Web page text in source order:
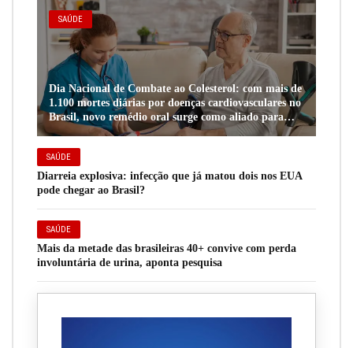
SAÚDE
Dia Nacional de Combate ao Colesterol: com mais de
1.100 mortes diárias por doenças cardiovasculares no
Brasil, novo remédio oral surge como aliado para
pacientes de alto risco
SAÚDE
Diarreia explosiva: infecção que já matou dois nos EUA
pode chegar ao Brasil?
SAÚDE
Mais da metade das brasileiras 40+ convive com perda
involuntária de urina, aponta pesquisa